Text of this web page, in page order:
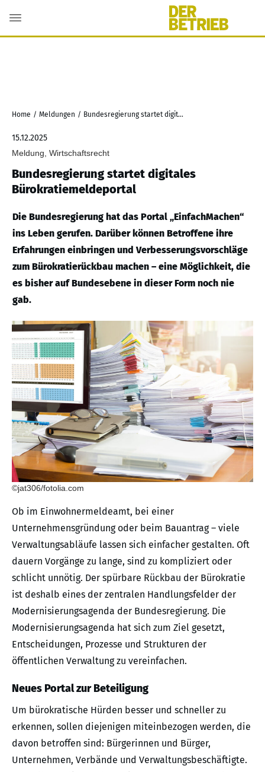
Home / Meldungen / Bundesregierung startet digitales Bürokratiemeldeportal
15.12.2025
Meldung, Wirtschaftsrecht
Bundesregierung startet digitales
Bürokratiemeldeportal
Die Bundesregierung hat das Portal „EinfachMachen“
ins Leben gerufen. Darüber können Betroffene ihre
Erfahrungen einbringen und Verbesserungsvorschläge
zum Bürokratierückbau machen – eine Möglichkeit, die
es bisher auf Bundesebene in dieser Form noch nie
gab.
©jat306/fotolia.com
Ob im Einwohnermeldeamt, bei einer
Unternehmensgründung oder beim Bauantrag – viele
Verwaltungsabläufe lassen sich einfacher gestalten. Oft
dauern Vorgänge zu lange, sind zu kompliziert oder
schlicht unnötig. Der spürbare Rückbau der Bürokratie
ist deshalb eines der zentralen Handlungsfelder der
Modernisierungsagenda der Bundesregierung. Die
Modernisierungsagenda hat sich zum Ziel gesetzt,
Entscheidungen, Prozesse und Strukturen der
öffentlichen Verwaltung zu vereinfachen.
Neues Portal zur Beteiligung
Um bürokratische Hürden besser und schneller zu
erkennen, sollen diejenigen miteinbezogen werden, die
davon betroffen sind: Bürgerinnen und Bürger,
Unternehmen, Verbände und Verwaltungsbeschäftigte.